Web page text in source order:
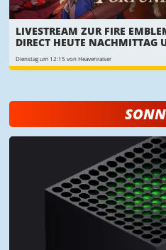
LIVESTREAM ZUR FIRE
DIRECT HEUTE NACHMITTAG
Dienstag um 12:15 von Heavenraiser